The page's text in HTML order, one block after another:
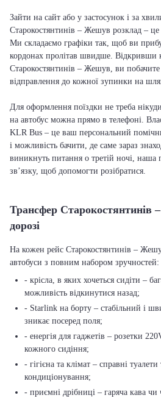
Зайти на сайт або у застосунок і за
Старокостянтинів – Жешув розклад –
Ми складаємо графіки так, щоб ви
кордонах пролітав швидше. Відкривши
Старокостянтинів – Жешув, ви
відправлення до кожної зупинки на
Для оформлення поїздки не треба
на автобус можна прямо в телефоні.
KLR Bus – це ваш персональний
і можливість бачити, де саме зараз
виникнуть питання о третій ночі, наша
зв’язку, щоб допомогти розібратися.
Трансфер Старокостянтинів
дорозі
На кожен рейс Старокостянтинів –
автобуси з повним набором зручностей:
- крісла, в яких хочеться сидіти –
можливість відкинутися назад;
- Starlink на борту – стабільний і
зникає посеред поля;
- енергія для гаджетів – розетки
кожного сидіння;
- гігієна та клімат – справні
кондиціонування;
- приємні дрібниці – гаряча кава